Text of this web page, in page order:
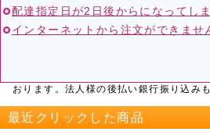
配達指定日が2日後からになってし
インターネットから注文ができませ
おります。法人様の後払い銀行振り込み
最近クリックした商品